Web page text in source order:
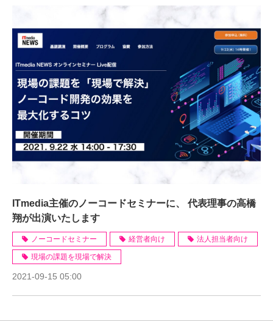
ITmedia主催のノーコードセミナーに、 代表理事の高橋
翔が出演いたします
ノーコードセミナー 経営者向け 法人担当者向け
現場の課題を現場で解決
2021-09-15 05:00